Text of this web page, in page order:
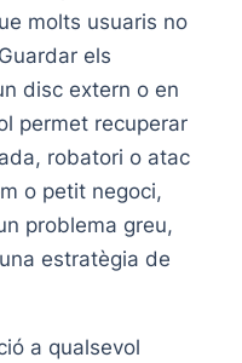
molts usuaris no
els
disc extern o en
permet recuperar
robatori o atac
o petit negoci,
problema greu,
estratègia de
a qualsevol